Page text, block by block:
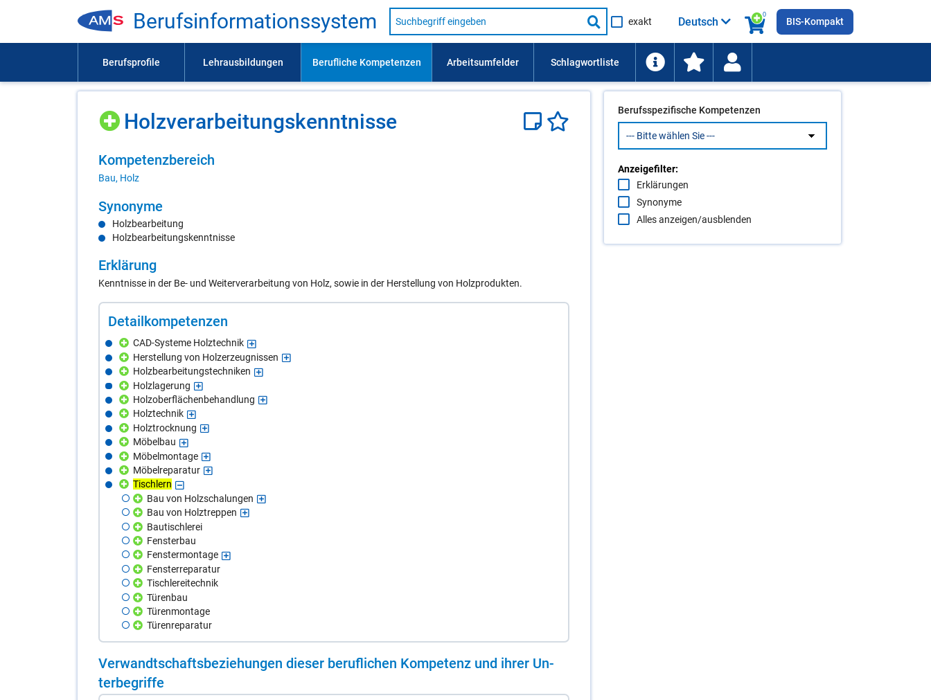
Be­rufs­in­for­ma­ti­ons­sys­tem
Suche
nach
Lehrausbildung,
usw.
Suche
starten
exakt
0
Deutsch BIS-Kompakt
Holz­ver­ar­bei­tungs­kennt­nis­se
Kom­pe­tenz­be­reich
Bau, Holz
Syn­ony­me
Holzbearbeitung
Holzbearbeitungskenntnisse
Er­klä­rung
Kenntnisse in der Be- und Weiterverarbeitung von Holz, sowie in der Herstellung von Holzprodukten.
De­tail­kom­pe­ten­zen
CAD-Systeme Holztechnik
Herstellung von Holzerzeugnissen
Holzbearbeitungstechniken
Holzlagerung
Holzoberflächenbehandlung
Holztechnik
Holztrocknung
Möbelbau
Möbelmontage
Möbelreparatur
Tischlern
Bau von Holzschalungen
Bau von Holztreppen
Bautischlerei
Fensterbau
Fenstermontage
Fensterreparatur
Tischlereitechnik
Türenbau
Türenmontage
Türenreparatur
Ver­wandt­schafts­be­zie­hun­gen die­ser be­ruf­li­chen Kom­pe­tenz und ih­rer Un­
ter­be­grif­fe
Berufsspezifische Kompetenzen
Anzeigefilter:
Erklärungen
Synonyme
Alles anzeigen/ausblenden